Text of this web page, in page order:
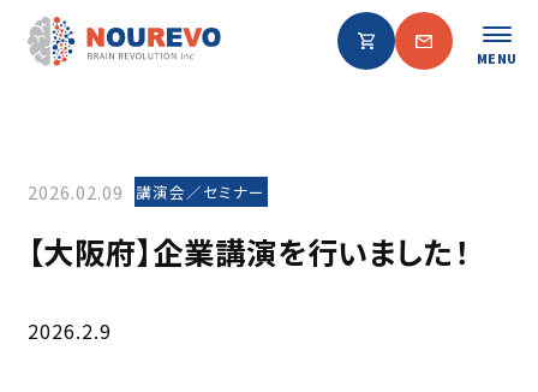
MENU
2026.02.09 講演会／セミナー
【大阪府】企業講演を行いました！
2026.2.9